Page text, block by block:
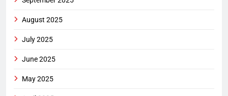
August 2025
July 2025
June 2025
May 2025